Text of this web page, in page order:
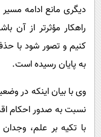
دیگری مانع ادامه
راهکار مؤثرتر از آن
کنیم و تصور شود با
به پایان رسیده است.
وی با بیان اینکه در
نسبت به صدور احکام
با تکیه بر علم،